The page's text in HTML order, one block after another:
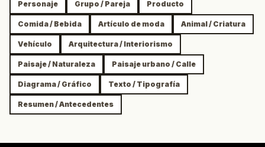
Personaje Grupo / Pareja Producto
Comida / Bebida Artículo de moda Animal / Criatura
Vehículo Arquitectura / Interiorismo
Paisaje / Naturaleza Paisaje urbano / Calle
Diagrama / Gráfico Texto / Tipografía
Resumen / Antecedentes